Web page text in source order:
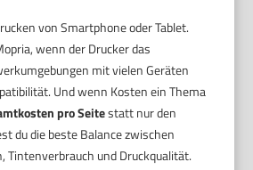
von Smartphone oder Tablet.
wenn der Drucker das
mit vielen Geräten
Und wenn Kosten ein Thema
pro Seitestatt nur den
du die beste Balance zwischen
Tintenverbrauch und Druckqualität.